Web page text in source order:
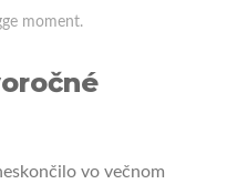
moment.
vo večnom